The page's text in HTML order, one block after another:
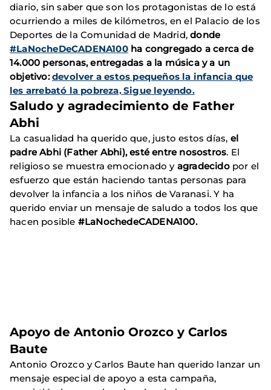
diario, sin saber que son los protagonistas de lo está
ocurriendo a miles de kilómetros, en el Palacio de los
Deportes de la Comunidad de Madrid,donde
#LaNocheDeCADENA100ha congregado a cerca de
14.000 personas, entregadas a la música y a un
objetivo:devolver a estos pequeños la infancia que
les arrebató la pobreza.Sigue leyendo.
Saludo y agradecimiento de Father
Abhi
La casualidad ha querido que, justo estos días, el
padre Abhi (Father Abhi), esté entre nosostros. El
religioso se muestra emocionado y agradecidopor el
esfuerzo que están haciendo tantas personas para
devolver la infancia a los niños de Varanasi. Y ha
querido enviar un mensaje de saludo a todos los que
hacen posible #LaNochedeCADENA100.
Apoyo de Antonio Orozco y Carlos
Baute
Antonio Orozco y Carlos Baute han querido lanzar un
mensaje especial de apoyo a esta campaña,